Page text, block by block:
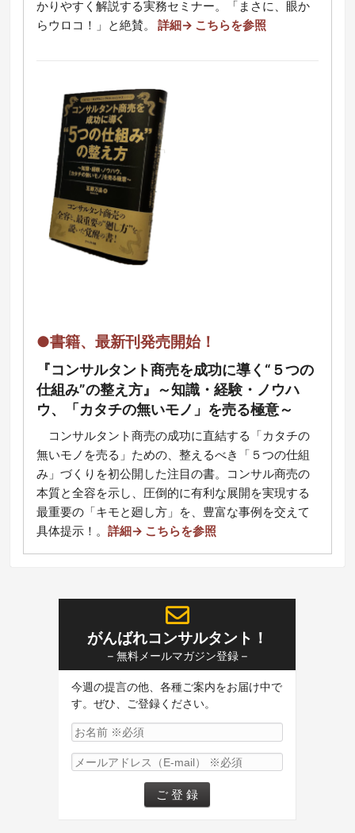
かりやすく解説する実務セミナー。「まさに、眼か
らウロコ！」と絶賛。
詳細→ こちらを参照
●書籍、最新刊発売開始！
『コンサルタント商売を成功に導く“５つの
仕組み”の整え方』～知識・経験・ノウハ
ウ、「カタチの無いモノ」を売る極意～
コ ンサルタント商売の成功に直結する「カタチの
無いモノを売る」ための、整えるべき「５つの仕組
み」づくりを初公開した注目の書。コンサル商売の
本質と全容を示し、圧倒的に有利な展開を実現する
最重要の「キモと廻し方」を、豊富な事例を交えて
具体提示！ 。詳細→ こちらを参照
がんばれコンサルタント！
– 無料メールマガジン登録 –
今週の提言の他、各種ご案内をお届け中で
す。ぜひ、ご登録ください。